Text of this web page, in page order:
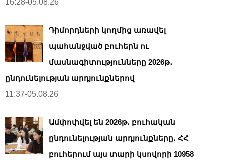
16:28-05.08.26
Դիմորդների կողմից առավել
պահանջված բուհերն ու
մասնագիտությունները 2026թ․
ընդունելության արդյունքներով
11:37-05.08.26
Ամփոփվել են 2026թ․ բուհական
ընդունելության արդյունքները․ ՀՀ
բուհերում այս տարի կսովորի 10958